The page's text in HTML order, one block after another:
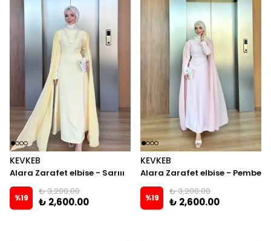
KEVKEB
Alara Zarafet elbise - Sarııı
%19
₺ 3,200.00
₺ 2,600.00
KEVKEB
Alara Zarafet elbise - Pembe
%19
₺ 3,200.00
₺ 2,600.00